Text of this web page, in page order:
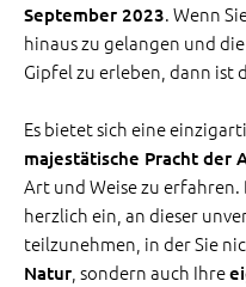
September 2023. Wenn
hinaus zu gelangen und
Gipfel zu erleben, dann ist
Es bietet sich eine
majestätische Pracht der
Art und Weise zu
herzlich ein, an dieser
teilzunehmen, in der Sie
Natur , sondern auch Ihre